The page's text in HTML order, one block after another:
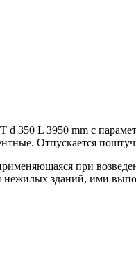
d 350 L 3950 mm с
Отпускается
при
зданий, ими